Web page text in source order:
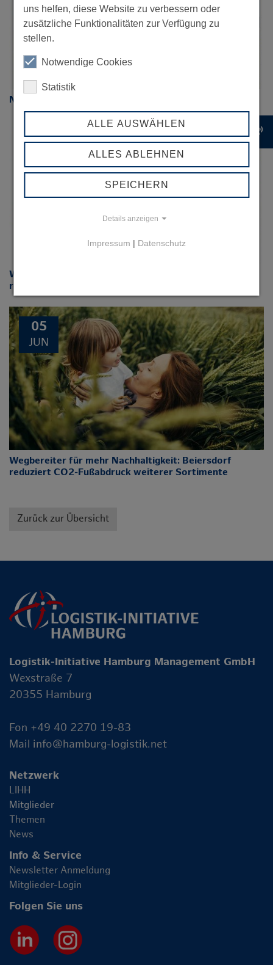
record_voice_over
uns helfen, diese Website zu verbessern oder
zusätzliche Funktionalitäten zur Verfügung zu
stellen.
Notwendige Cookies
Statistik
ALLE AUSWÄHLEN
ALLES ABLEHNEN
SPEICHERN
Details anzeigen
Impressum | Datenschutz
Neues Beiersdorf-Werk in Leipzig offiziell eröffnet
14
Wichtiger Schritt für den Klimaschutz: Beiersdorf
reduziert CO2e-Fußabdruck von Deo Aerosoldosen
05
JUN
Wegbereiter für mehr Nachhaltigkeit: Beiersdorf
reduziert CO2-Fußabdruck weiterer Sortimente
Zurück zur Übersicht
Logistik-Initiative Hamburg Management GmbH
Wexstraße 7
20355 Hamburg
Fon +49 40 2270 19-83
Mail info@hamburg-logistik.net
Netzwerk
LIHH
Mitglieder
Themen
News
Info & Service
Newsletter Anmeldung
Mitglieder-Login
Folgen Sie uns